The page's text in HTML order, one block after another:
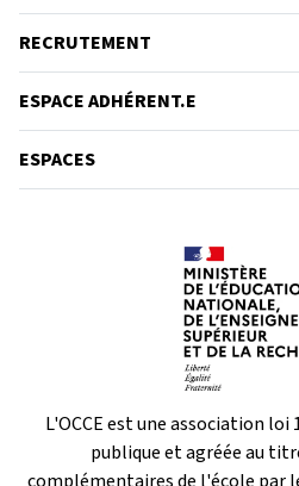
RECRUTEMENT
ESPACE ADHÉRENT.E
ESPACES
L'OCCE est une association
publique et agréée au